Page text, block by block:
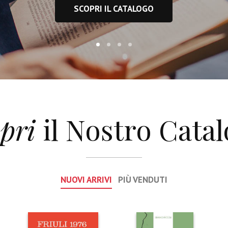
SCOPRI IL CATALOGO
il Nostro
NUOVI ARRIVI PIÙ VENDUTI